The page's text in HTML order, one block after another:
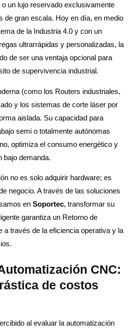
un lujo reservado exclusivamente
de gran escala. Hoy en día, en medio
de la Industria 4.0 y con un
ultrarrápidas y personalizadas, la
de ser una ventaja opcional para
de supervivencia industrial.
(como los Routers industriales,
y los sistemas de corte láser por
aislada. Su capacidad para
semi o totalmente autónomas
optimiza el consumo energético y
bajo demanda.
no es solo adquirir hardware; es
negocio. A través de las soluciones
en Soportec, transformar su
garantiza un Retorno de
a través de la eficiencia operativa y la
CNC:
de costos
al evaluar la automatización